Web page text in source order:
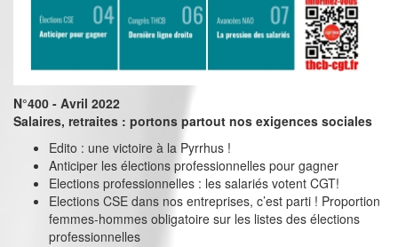
N°400 - Avril 2022
Salaires, retraites : portons partout nos exigences sociales
Edito : une victoire à la Pyrrhus !
Anticiper les élections professionnelles pour gagner
Elections professionnelles : les salariés votent CGT!
Elections CSE dans nos entreprises, c’est parti ! Proportion
femmes-hommes obligatoire sur les listes des élections
professionnelles